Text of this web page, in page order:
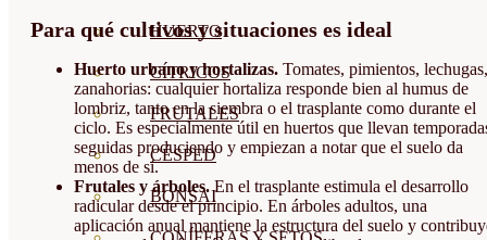
HUERTO
CÍTRICOS
FRUTALES
CÉSPED
BONSAI
Para qué cultivos y situaciones es ideal
Huerto urbano y hortalizas. Tomates, pimientos, lechugas,
zanahorias: cualquier hortaliza responde bien al humus de
lombriz, tanto en la siembra o el trasplante como durante el
ciclo. Es especialmente útil en huertos que llevan
seguidas produciendo y empiezan a notar que el suelo da
menos de sí.
Frutales y árboles.En el trasplante estimula el desarrollo
radicular desde el principio. En árboles adultos, una
aplicación anual mantiene la estructura del suelo y